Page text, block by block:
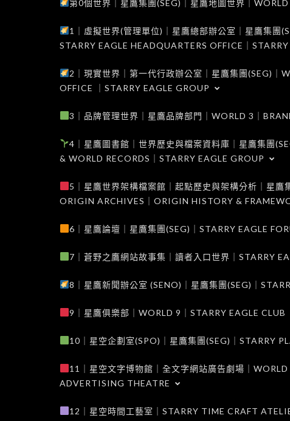
第0個世界｜星鷹集團(SEG)｜星鷹地圖世界｜
1｜虛擬世界(管理單位)｜星鷹總部辦公室｜星鷹集團
STARRY EAGLE HEADQUARTERS OFFICE｜
2｜現實世界｜第一代行政辦公室｜星鷹集團(SEG)
OFFICE ｜STARRY EAGLE GROUP
3｜品牌管理世界｜星鷹品牌部門｜WORLD 3｜
4｜星鷹圖書館｜世界歷史與檔案資料庫｜星鷹集團
& WORLD RECORDS｜STARRY EAGLE GROUP
5｜星鷹世界架構檔案館｜起點歷史與架構分析｜星
ORIGIN ARCHIVES｜ORIGIN HISTORY &
6｜星鷹論壇｜星鷹集團(SEG)｜STARRY EAGLE
7｜蒼野之鷹網站故事集｜讀者入口世界｜STARRY
8｜星鷹新聞辦公室 (SENO)｜星鷹集團(SEG)｜
9｜星鷹俱樂部｜WORLD 9｜STARRY EAGLE CLUB
10｜星空企劃室(SPO)｜星鷹集團(SEG)｜STARRY
11｜星空文字博物館｜全文字網站廣告劇場｜
ADVERTISING THEATRE
12｜星空時間工藝室｜STARRY TIME CRAFT